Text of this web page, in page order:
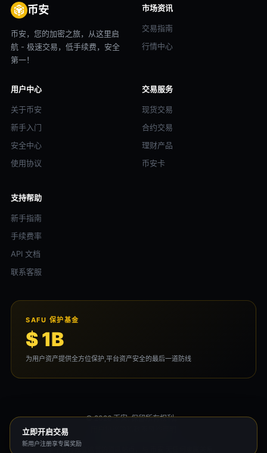
币安
币安，您的加密之旅，从这里启
航 - 极速交易，低手续费，安全
第一！
市场资讯
交易指南
行情中心
用户中心
关于币安
新手入门
安全中心
使用协议
交易服务
现货交易
合约交易
理财产品
币安卡
支持帮助
新手指南
手续费率
API 文档
联系客服
SAFU 保护基金
$ 1B
为用户资产提供全方位保护,平台资产安全的最后一道防线
© 2026 币安. 保留所有权利。
立即开启交易
新用户注册享专属奖励